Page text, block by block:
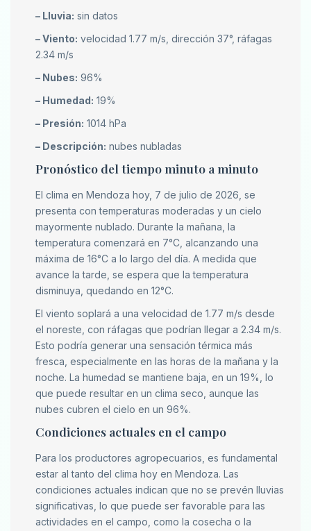
– Lluvia: sin datos
– Viento: velocidad 1.77 m/s, dirección 37°, ráfagas
2.34 m/s
– Nubes: 96%
– Humedad: 19%
– Presión: 1014 hPa
– Descripción: nubes nubladas
Pronóstico del tiempo minuto a minuto
El clima en Mendoza hoy, 7 de julio de 2026, se
presenta con temperaturas moderadas y un cielo
mayormente nublado. Durante la mañana, la
temperatura comenzará en 7°C, alcanzando una
máxima de 16°C a lo largo del día. A medida que
avance la tarde, se espera que la temperatura
disminuya, quedando en 12°C.
El viento soplará a una velocidad de 1.77 m/s desde
el noreste, con ráfagas que podrían llegar a 2.34 m/s.
Esto podría generar una sensación térmica más
fresca, especialmente en las horas de la mañana y la
noche. La humedad se mantiene baja, en un 19%, lo
que puede resultar en un clima seco, aunque las
nubes cubren el cielo en un 96%.
Condiciones actuales en el campo
Para los productores agropecuarios, es fundamental
estar al tanto del clima hoy en Mendoza. Las
condiciones actuales indican que no se prevén lluvias
significativas, lo que puede ser favorable para las
actividades en el campo, como la cosecha o la